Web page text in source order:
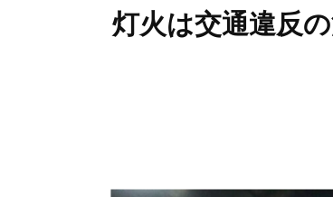
灯火は交通違反